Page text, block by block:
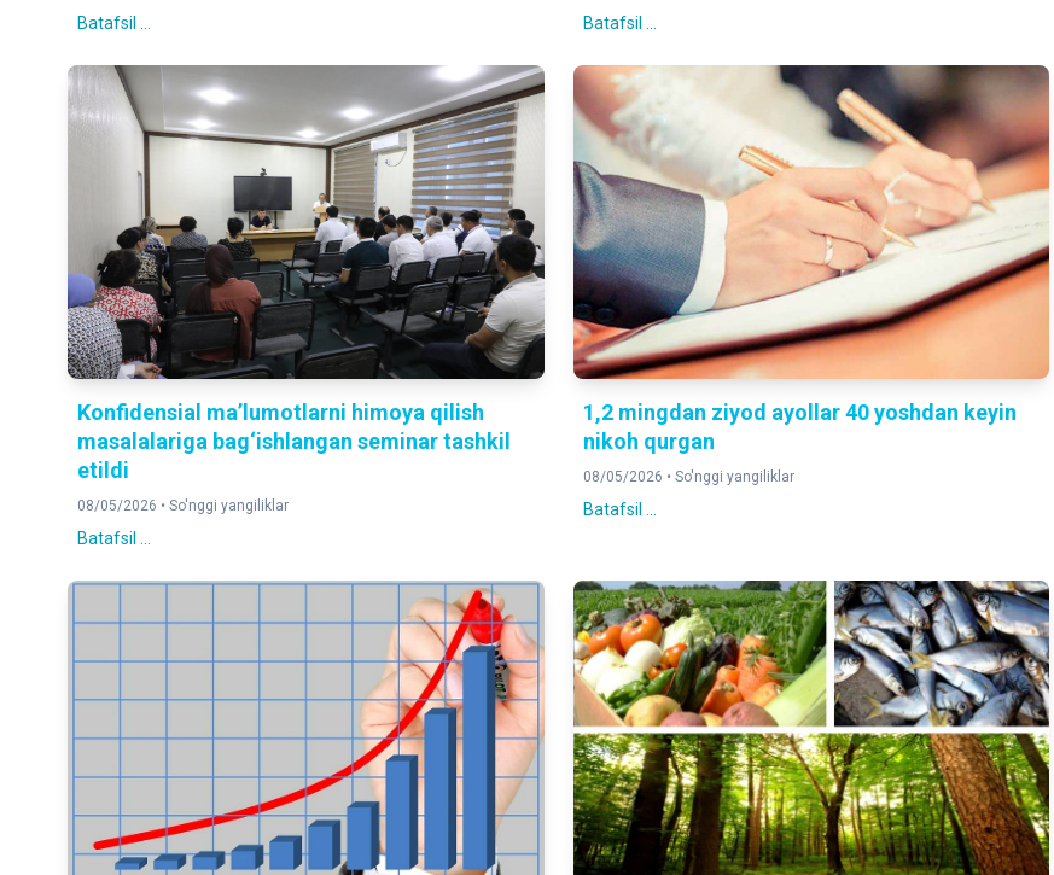
Batafsil ... Batafsil ...
Konfidensial ma’lumotlarni himoya qilish
masalalariga bag‘ishlangan seminar tashkil
etildi
08/05/2026 • So'nggi yangiliklar
Batafsil ...
1,2 mingdan ziyod ayollar 40 yoshdan keyin
nikoh qurgan
08/05/2026 • So'nggi yangiliklar
Batafsil ...